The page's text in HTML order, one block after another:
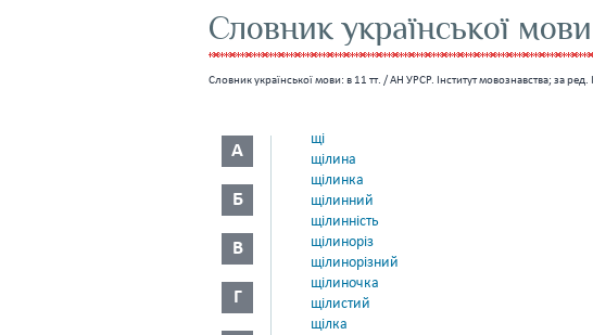
Словник української
Словник української мови: в 11 тт. / АН УРСР. Інститут мовознавства; за
А
Б
В
Г
щі
щілина
щілинка
щілинний
щілинність
щілиноріз
щілинорізний
щілиночка
щілистий
щілка